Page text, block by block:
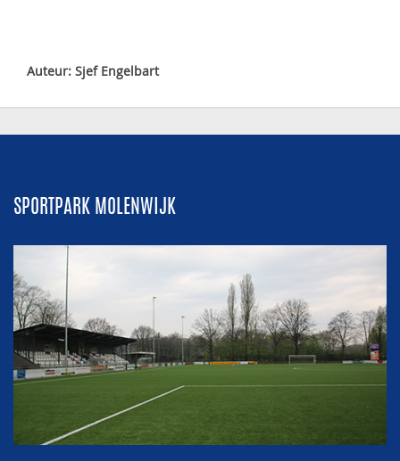
Auteur: Sjef Engelbart
SPORTPARK MOLENWIJK